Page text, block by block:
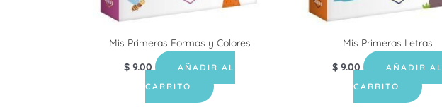
Mis Primeras Formas y Colores
$ 9.00
AÑADIR AL
CARRITO
Mis Primeras Letras
$ 9.00
AÑADIR AL
CARRITO